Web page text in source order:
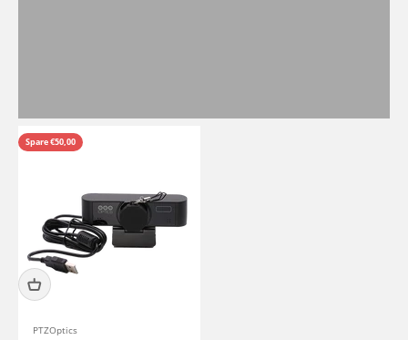
Spare €50,00
PTZOptics